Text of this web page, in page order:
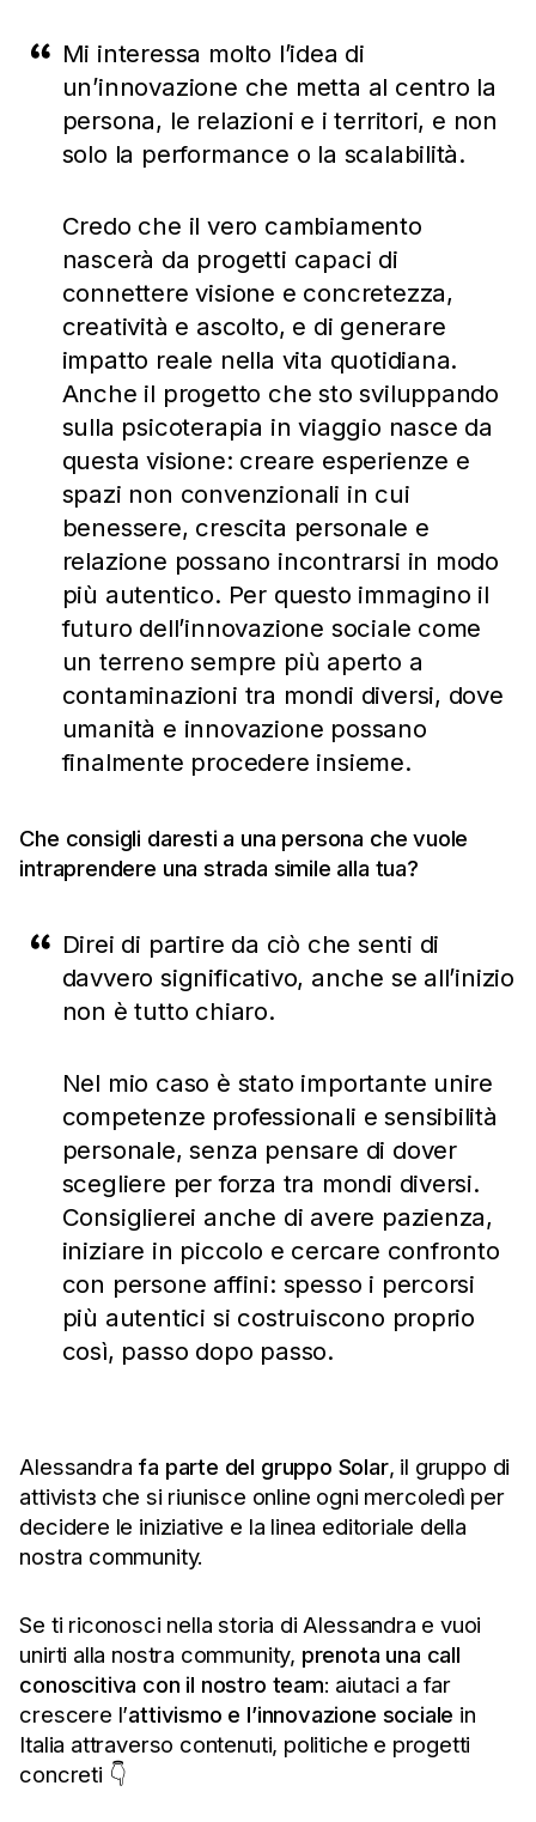
Mi interessa molto l’idea di
un’innovazione che metta al centro la
persona, le relazioni e i territori, e non
solo la performance o la scalabilità.
Credo che il vero cambiamento
nascerà da progetti capaci di
connettere visione e concretezza,
creatività e ascolto, e di generare
impatto reale nella vita quotidiana.
Anche il progetto che sto sviluppando
sulla psicoterapia in viaggio nasce da
questa visione: creare esperienze e
spazi non convenzionali in cui
benessere, crescita personale e
relazione possano incontrarsi in modo
più autentico. Per questo immagino il
futuro dell’innovazione sociale come
un terreno sempre più aperto a
contaminazioni tra mondi diversi, dove
umanità e innovazione possano
finalmente procedere insieme.
Che consigli daresti a una persona che vuole
intraprendere una strada simile alla tua?
Direi di partire da ciò che senti di
davvero significativo, anche se all’inizio
non è tutto chiaro.
Nel mio caso è stato importante unire
competenze professionali e sensibilità
personale, senza pensare di dover
scegliere per forza tra mondi diversi.
Consiglierei anche di avere pazienza,
iniziare in piccolo e cercare confronto
con persone affini: spesso i percorsi
più autentici si costruiscono proprio
così, passo dopo passo.
Alessandra fa parte del gruppo Solar, il gruppo di
attivistɜ che si riunisce online ogni mercoledì per
decidere le iniziative e la linea editoriale della
nostra community.
Se ti riconosci nella storia di Alessandra e vuoi
unirti alla nostra community, prenota una call
conoscitiva con il nostro team: aiutaci a far
crescere l’attivismo e l’innovazione sociale in
Italia attraverso contenuti, politiche e progetti
concreti 👇